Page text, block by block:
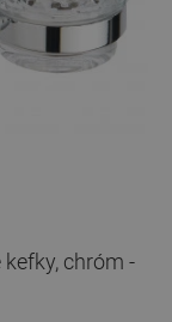
chróm -